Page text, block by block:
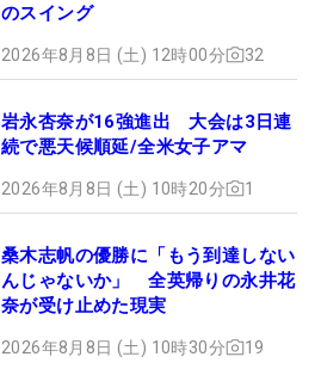
のスイング
2026年8月8日 (土) 12時00分 32
岩永杏奈が16強進出 大会は3日連
続で悪天候順延/全米女子アマ
2026年8月8日 (土) 10時20分 1
桑木志帆の優勝に「もう到達しない
んじゃないか」 全英帰りの永井花
奈が受け止めた現実
2026年8月8日 (土) 10時30分 19